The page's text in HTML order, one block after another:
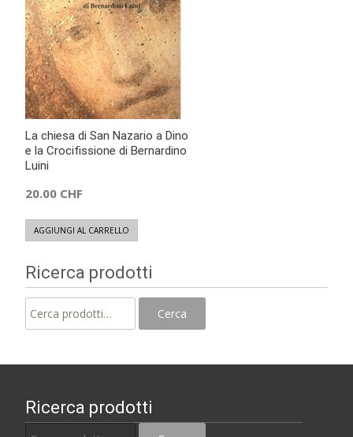
La chiesa di San Nazario a Dino
e la Crocifissione di Bernardino
Luini
20.00 CHF
AGGIUNGI AL CARRELLO
Ricerca prodotti
Cerca
Ricerca prodotti